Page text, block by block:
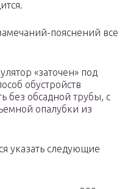
пояснений все
«заточен» под
обустройств
без обсадной трубы, с
опалубки из
указать следующие